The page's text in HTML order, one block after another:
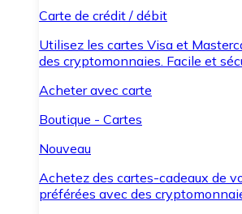
Carte de crédit / débit
Utilisez les cartes Visa et
des cryptomonnaies. Facile et
Acheter avec carte
Boutique - Cartes
Nouveau
Achetez des cartes-cadeaux de
préférées avec des